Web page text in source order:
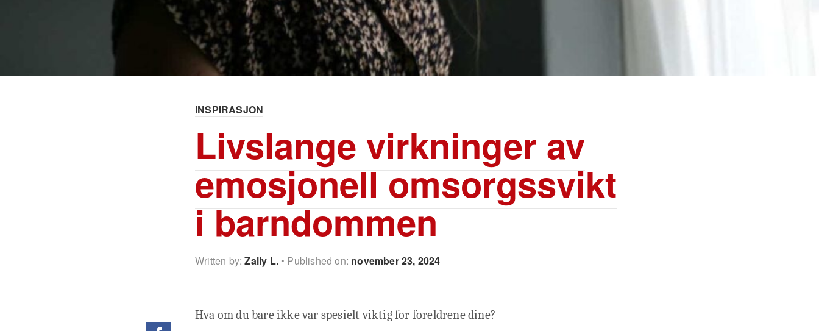
INSPIRASJON
Livslange virkninger av
emosjonell omsorgssvikt
i barndommen
Written by:Zally L. Published on: november 23, 2024
Hva om du bare ikke var spesielt viktig for foreldrene dine?